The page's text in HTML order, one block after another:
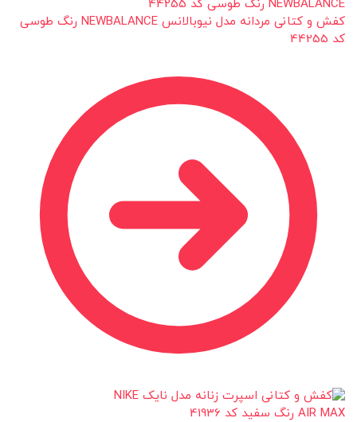
کفش و کتانی مردانه مدل نیوبالانس NEWBALANCE رنگ طوسی
کد 44255